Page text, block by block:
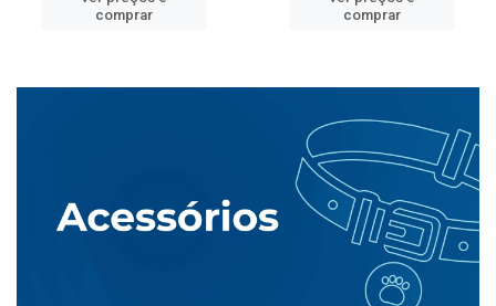
comprar
comprar